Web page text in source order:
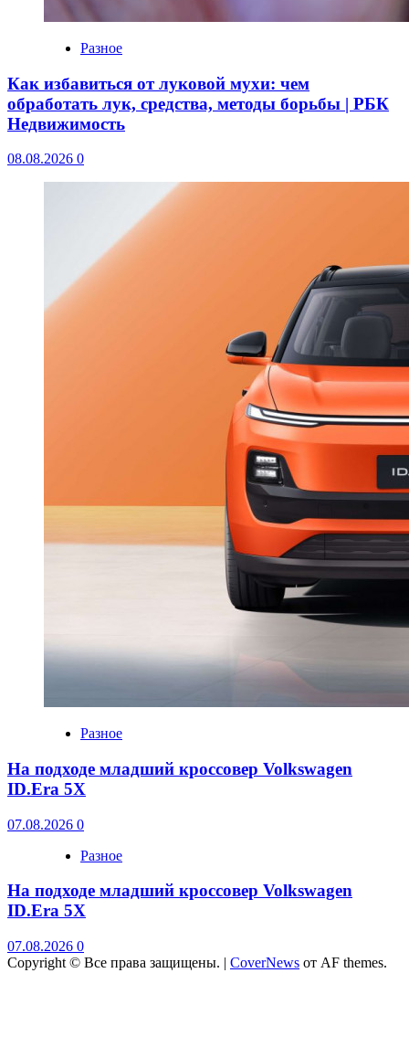
Разное
Как избавиться от луковой мухи: чем
обработать лук, средства, методы борьбы | РБК
Недвижимость
08.08.2026 0
Разное
На подходе младший кроссовер Volkswagen
ID.Era 5X
07.08.2026 0
Разное
На подходе младший кроссовер Volkswagen
ID.Era 5X
07.08.2026 0
Copyright © Все права защищены. | CoverNews от AF themes.